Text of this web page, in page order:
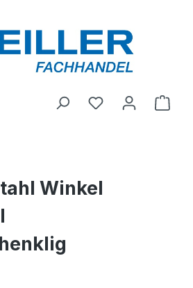
Du hast 0
Winkel